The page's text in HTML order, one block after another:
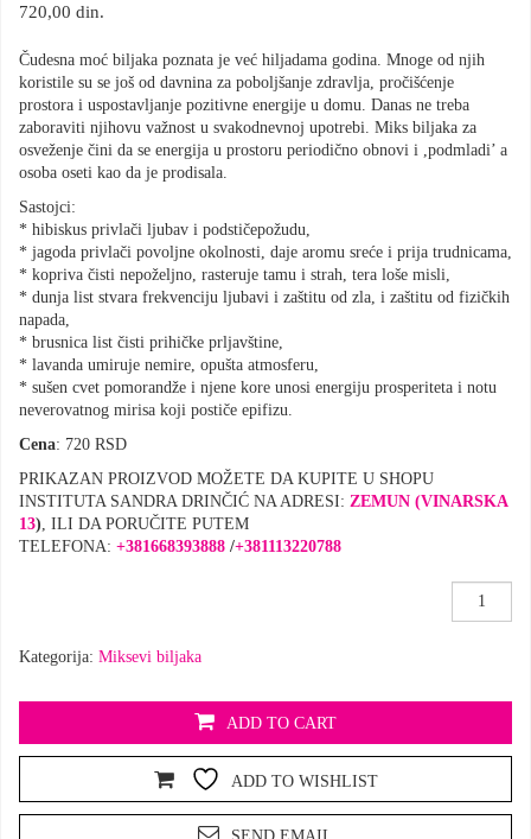
720,00 din.
Čudesna moć biljaka poznata je već hiljadama godina. Mnoge od njih
koristile su se još od davnina za poboljšanje zdravlja, pročišćenje
prostora i uspostavljanje pozitivne energije u domu. Danas ne treba
zaboraviti njihovu važnost u svakodnevnoj upotrebi. Miks biljaka za
osveženje čini da se energija u prostoru periodično obnovi i ,podmladi’ a
osoba oseti kao da je prodisala.
Sastojci:
* hibiskus privlači ljubav i podstičepožudu,
* jagoda privlači povoljne okolnosti, daje aromu sreće i prija trudnicama,
* kopriva čisti nepoželjno, rasteruje tamu i strah, tera loše misli,
* dunja list stvara frekvenciju ljubavi i zaštitu od zla, i zaštitu od fizičkih
napada,
* brusnica list čisti prihičke prljavštine,
* lavanda umiruje nemire, opušta atmosferu,
* sušen cvet pomorandže i njene kore unosi energiju prosperiteta i notu
neverovatnog mirisa koji postiče epifizu.
Cena: 720 RSD
PRIKAZAN PROIZVOD MOŽETE DA KUPITE U SHOPU
INSTITUTA SANDRA DRINČIĆ NA ADRESI: ZEMUN (VINARSKA
13) , ILI DA PORUČITE PUTEM
TELEFONA: +381668393888 /+381113220788
Miks
Kategorija: Miksevi biljaka
ADD TO CART
ADD TO WISHLIST